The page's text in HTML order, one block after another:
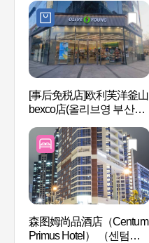
[事后免税店]欧利芙洋釜山
bexco店(올리브영 부산벡
森图姆尚品酒店（Centum
Primus Hotel） （센텀프